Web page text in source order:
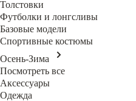
Толстовки
Футболки и лонгсливы
Базовые модели
Спортивные костюмы
Осень-Зима
Посмотреть все
Аксессуары
Одежда